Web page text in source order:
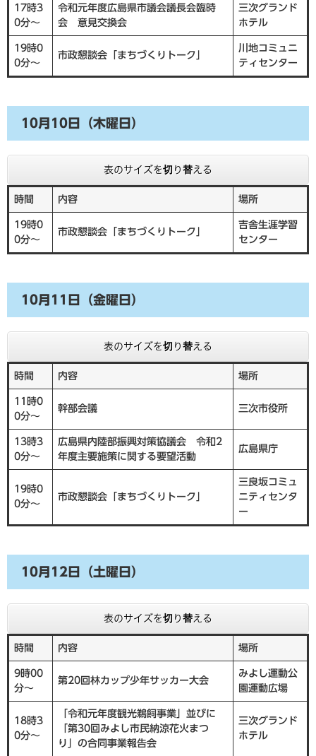
17時3
0分～
令和元年度広島県市議会議長会臨時
会 意見交換会
三次グランド
ホテル
19時0
0分～
市政懇談会「まちづくりトーク」
川地コミュニ
ティセンター
10月10日（木曜日）
表のサイズを切り替える
時間 内容 場所
19時0
0分～
市政懇談会「まちづくりトーク」
吉舎生涯学習
センター
10月11日（金曜日）
表のサイズを切り替える
時間 内容 場所
11時0
0分～
幹部会議 三次市役所
13時3
0分～
広島県内陸部振興対策協議会 令和2
年度主要施策に関する要望活動
広島県庁
19時0
0分～
市政懇談会「まちづくりトーク」
三良坂コミュ
ニティセンタ
ー
10月12日（土曜日）
表のサイズを切り替える
時間 内容 場所
9時00
分～
第20回林カップ少年サッカー大会
みよし運動公
園運動広場
18時3
0分～
「令和元年度観光鵜飼事業」並びに
「第30回みよし市民納涼花火まつ
り」の合同事業報告会
三次グランド
ホテル